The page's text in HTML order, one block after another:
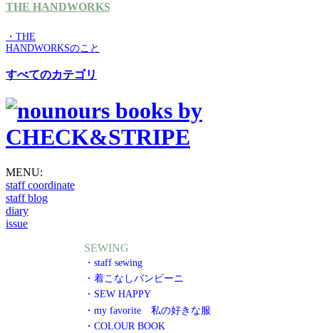
THE HANDWORKS
・THE
HANDWORKSのこと
すべてのカテゴリ
MENU:
staff coordinate
staff blog
diary
issue
SEWING
・staff sewing
・着こなしバンビーニ
・SEW HAPPY
・my favorite 私の好きな服
・COLOUR BOOK